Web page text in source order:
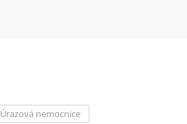
Úrazová nemocnice